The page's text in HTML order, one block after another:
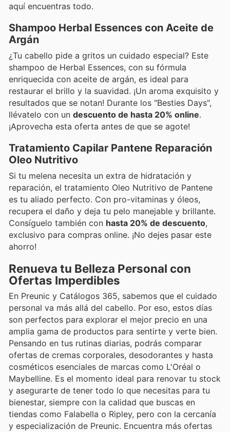
aquí encuentras todo.
Shampoo Herbal Essences con Aceite de
Argán
¿Tu cabello pide a gritos un cuidado especial? Este
shampoo de Herbal Essences, con su fórmula
enriquecida con aceite de argán, es ideal para
restaurar el brillo y la suavidad. ¡Un aroma exquisito y
resultados que se notan! Durante los "Besties Days",
llévatelo con un descuento de hasta 20% online.
¡Aprovecha esta oferta antes de que se agote!
Tratamiento Capilar Pantene Reparación
Oleo Nutritivo
Si tu melena necesita un extra de hidratación y
reparación, el tratamiento Oleo Nutritivo de Pantene
es tu aliado perfecto. Con pro-vitaminas y óleos,
recupera el daño y deja tu pelo manejable y brillante.
Consíguelo también con hasta 20% de descuento,
exclusivo para compras online. ¡No dejes pasar este
ahorro!
Renueva tu Belleza Personal con
Ofertas Imperdibles
En Preunic y Catálogos 365, sabemos que el cuidado
personal va más allá del cabello. Por eso, estos días
son perfectos para explorar el mejor precio en una
amplia gama de productos para sentirte y verte bien.
Pensando en tus rutinas diarias, podrás comparar
ofertas de cremas corporales, desodorantes y hasta
cosméticos esenciales de marcas como L'Oréal o
Maybelline. Es el momento ideal para renovar tu stock
y asegurarte de tener todo lo que necesitas para tu
bienestar, siempre con la calidad que buscas en
tiendas como Falabella o Ripley, pero con la cercanía
y especialización de Preunic. Encuentra más ofertas